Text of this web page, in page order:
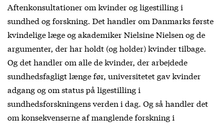
Aftenkonsultationer om kvinder og ligestilling i
sundhed og forskning. Det handler om Danmarks første
kvindelige læge og akademiker Nielsine Nielsen og de
argumenter, der har holdt (og holder) kvinder tilbage.
Og det handler om alle de kvinder, der arbejdede
sundhedsfagligt længe før, universitetet gav kvinder
adgang og om status på ligestilling i
sundhedsforskningens verden i dag. Og så handler det
om konsekvenserne af manglende forskning i